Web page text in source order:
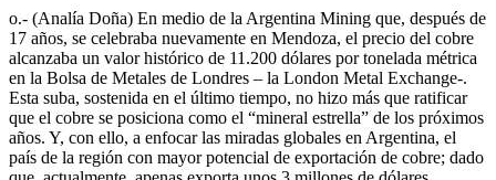
o.- (Analía Doña) En medio de la Argentina Mining que, después de
17 años, se celebraba nuevamente en Mendoza, el precio del cobre
alcanzaba un valor histórico de 11.200 dólares por tonelada métrica
en la Bolsa de Metales de Londres – la London Metal Exchange-.
Esta suba, sostenida en el último tiempo, no hizo más que ratificar
que el cobre se posiciona como el “mineral estrella” de los próximos
años. Y, con ello, a enfocar las miradas globales en Argentina, el
país de la región con mayor potencial de exportación de cobre; dado